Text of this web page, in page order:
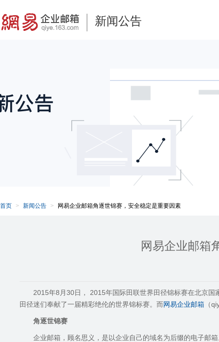
新闻公告
首页 新闻公告 网易企业邮箱角逐世锦赛，安全稳定是重要因素
网易企业邮箱
2015年8月30日， 2015年国际田联世界田径锦标赛在北京
田径迷们奉献了一届精彩绝伦的世界锦标赛。而网易企业邮箱 （
角逐世锦赛
企业邮箱，顾名思义，是以企业自己的域名为后缀的电子邮